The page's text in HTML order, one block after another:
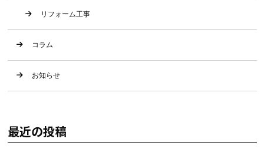
リフォーム工事
コラム
お知らせ
最近の投稿